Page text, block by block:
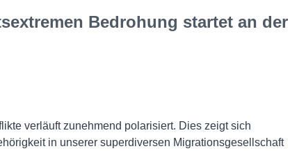
Bedrohung startet an der
verläuft zunehmend polarisiert. Dies zeigt sich
in unserer superdiversen Migrationsgesellschaft